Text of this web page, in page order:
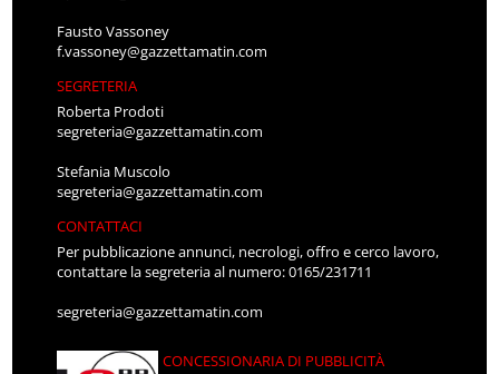
Fausto Vassoney
f.vassoney@gazzettamatin.com
SEGRETERIA
Roberta Prodoti
segreteria@gazzettamatin.com
Stefania Muscolo
segreteria@gazzettamatin.com
CONTATTACI
Per pubblicazione annunci, necrologi, offro e cerco lavoro,
contattare la segreteria al numero: 0165/231711
segreteria@gazzettamatin.com
CONCESSIONARIA DI PUBBLICITÀ